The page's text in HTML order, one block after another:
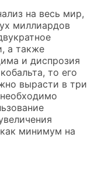
на весь мир,
миллиардов
а также
и диспрозия
то его
вырасти в три
минимум на